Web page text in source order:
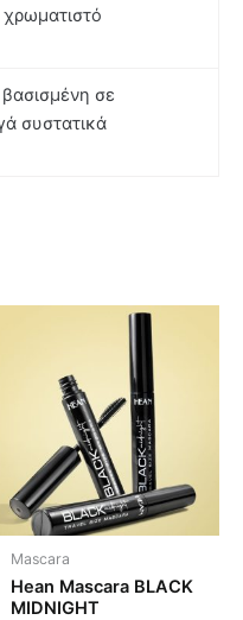
σε
συστατικά
Mascara
Hean Mascara BLACK
MIDNIGHT